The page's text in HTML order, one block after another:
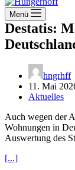
Menü
Destatis:
hngrhff
11. Mai
Aktuelles
Auch wegen der
Wohnungen in
Auswertung des
[...]